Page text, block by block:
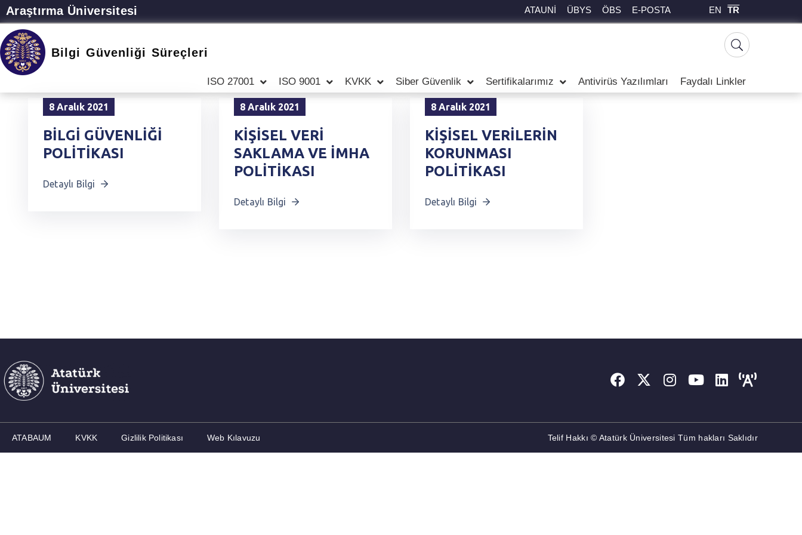
Araştırma Üniversitesi ATAUNİ ÜBYS ÖBS E-POSTA EN TR
Bilgi Güvenliği Süreçleri
ISO 27001 ISO 9001 KVKK Siber Güvenlik Sertifikalarımız Antivirüs Yazılımları Faydalı Linkler
8 Aralık 2021
BİLGİ GÜVENLİĞİ
POLİTİKASI
Detaylı Bilgi
8 Aralık 2021
KİŞİSEL VERİ
SAKLAMA VE İMHA
POLİTİKASI
Detaylı Bilgi
8 Aralık 2021
KİŞİSEL VERİLERİN
KORUNMASI
POLİTİKASI
Detaylı Bilgi
ATABAUM KVKK Gizlilik Politikası Web Kılavuzu Telif Hakkı © Atatürk Üniversitesi Tüm hakları Saklıdır